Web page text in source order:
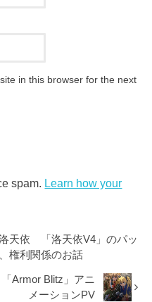
in this browser for the next
spam. Learn how your
天依 「洛天依V4」のパッ
権利関係のお話
Armor Blitz」アニ
メーションPV